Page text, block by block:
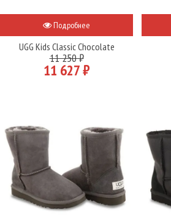
Подробнее
UGG Kids Classic Chocolate
11 250 ₽
11 627 ₽